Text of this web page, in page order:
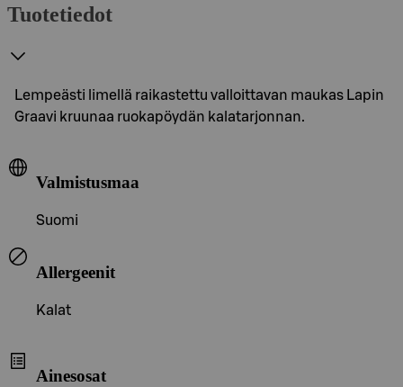
Tuotetiedot
Lempeästi limellä raikastettu valloittavan maukas Lapin
Graavi kruunaa ruokapöydän kalatarjonnan.
Valmistusmaa
Suomi
Allergeenit
Kalat
Ainesosat